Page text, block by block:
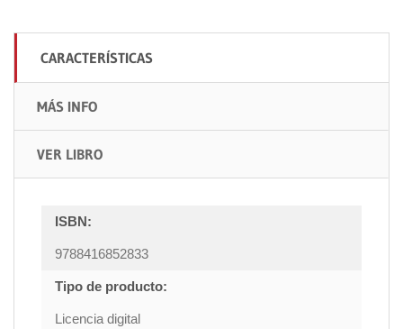
CARACTERÍSTICAS
MÁS INFO
VER LIBRO
ISBN:
9788416852833
Tipo de producto:
Licencia digital